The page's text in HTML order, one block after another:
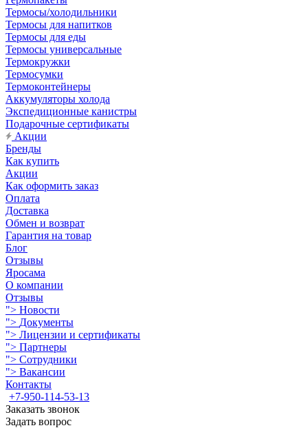
Термосы/холодильники
Термосы для напитков
Термосы для еды
Термосы универсальные
Термокружки
Термосумки
Термоконтейнеры
Аккумуляторы холода
Экспедиционные канистры
Подарочные сертификаты
Акции
Бренды
Как купить
Акции
Как оформить заказ
Оплата
Доставка
Обмен и возврат
Гарантия на товар
Блог
Отзывы
Яросама
О компании
Отзывы
"> Новости
"> Документы
"> Лицензии и сертификаты
"> Партнеры
"> Сотрудники
"> Вакансии
Контакты
+7-950-114-53-13
Заказать звонок
Задать вопрос